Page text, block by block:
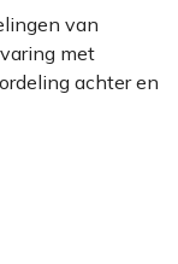
van
met
achter en